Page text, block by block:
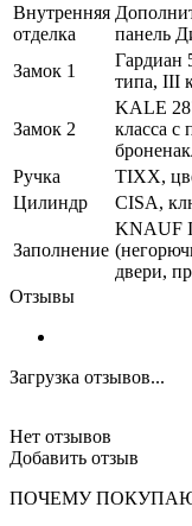
Внутренняя
отделка
панель
Замок 1
Гардиан
типа, III
Замок 2
KALE
класса с
Ручка
TIXX,
Цилиндр
CISA,
Заполнение
KNAUF
двери,
Отзывы
Загрузка отзывов...
Нет отзывов
Добавить отзыв
ПОЧЕМУ